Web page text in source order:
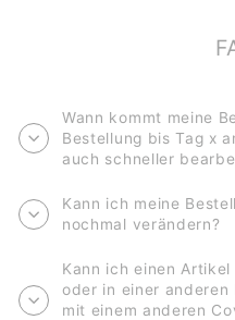
Wann kommt meine
Bestellung bis Tag x
auch schneller
Kann ich meine
nochmal verändern?
Kann ich einen
oder in einer
mit einem anderen